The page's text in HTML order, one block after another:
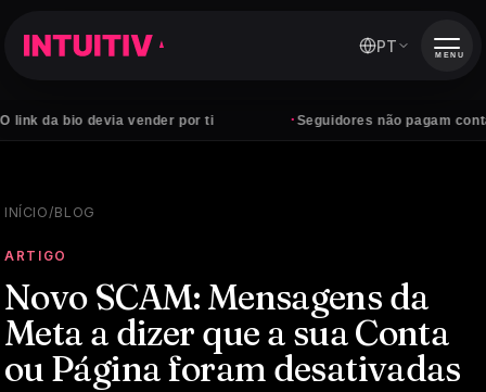
bio devia vender por ti Seguidores não pagam contas —
PT MENU
INÍCIO/BLOG
ARTIGO
Novo SCAM: Mensagens da
Meta a dizer que a sua Conta
ou Página foram desativadas